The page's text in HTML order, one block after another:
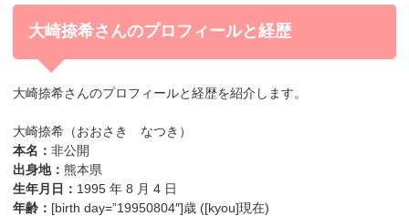
大崎捺希さんのプロフィールと経歴
大崎捺希さんのプロフィールと経歴を紹介します。
大崎捺希（おおさき なつき）
本名：非公開
出身地：熊本県
生年月日： 1995 年 8 月 4 日
年齢： [birth day=”19950804″]歳 ([kyou]現在)